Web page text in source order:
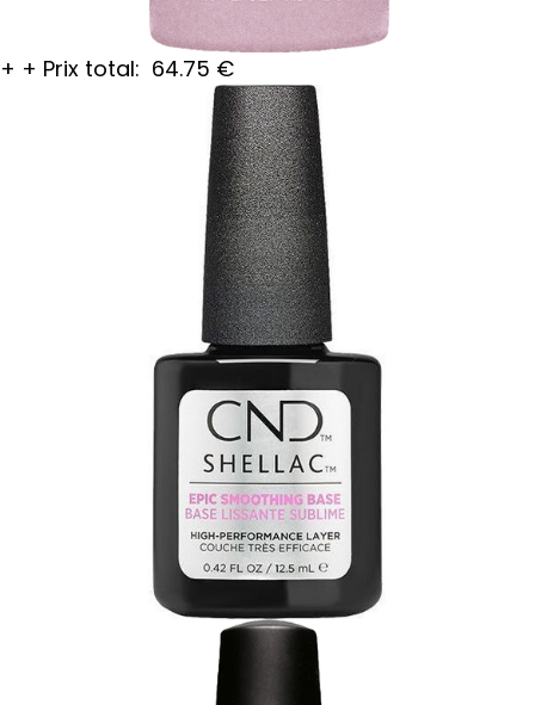
+ + Prix total: 64.75 €